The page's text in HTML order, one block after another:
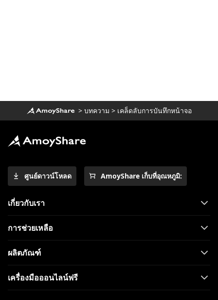
> บทความ > เคล็ดลับการบันทึกหน้าจอ
ศูนย์ดาวน์โหลด AmoyShare เก็บที่อุณหภูมิ:
เกี่ยวกับเรา
การช่วยเหลือ
ผลิตภัณฑ์
เครื่องมือออนไลน์ฟรี